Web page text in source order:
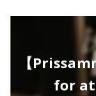
【
for